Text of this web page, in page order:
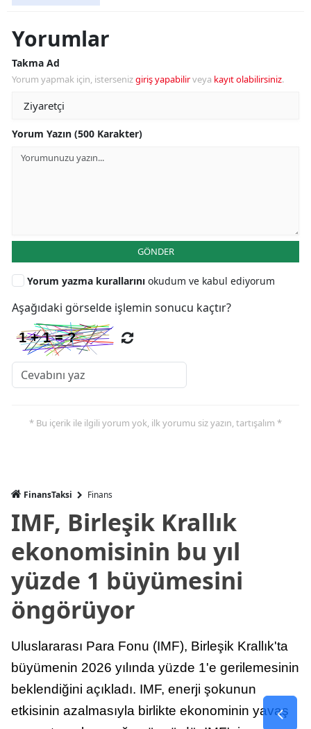
Yorumlar
Takma Ad
Yorum yapmak için, istersenizgiriş yapabilirveya kayıt olabilirsiniz.
Yorum Yazın (500 Karakter)
GÖNDER
Yorum yazma kurallarını okudum ve kabul ediyorum
Aşağıdaki görselde işlemin sonucu kaçtır?
* Bu içerik ile ilgili yorum yok, ilk yorumu siz yazın, tartışalım *
FinansTaksi Finans
IMF, Birleşik Krallık
ekonomisinin bu yıl
yüzde 1 büyümesini
öngörüyor
Uluslararası Para Fonu (IMF), Birleşik Krallık'ta
büyümenin 2026 yılında yüzde 1'e gerilemesinin
beklendiğini açıkladı. IMF, enerji şokunun
etkisinin azalmasıyla birlikte ekonominin yavaş